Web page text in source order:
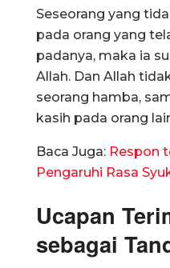
Seseorang yang
pada orang yang
padanya, maka ia
Allah. Dan Allah
seorang hamba,
kasih pada orang
Baca Juga: Respon
Pengaruhi Rasa
Ucapan
sebagai